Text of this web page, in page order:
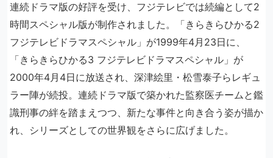
連続ドラマ版の好評を受け、フジテレビでは続編として2
時間スペシャル版が制作されました。「きらきらひかる2
フジテレビドラマスペシャル」が1999年4月23日に、
「きらきらひかる3 フジテレビドラマスペシャル」が
2000年4月4日に放送され、深津絵里・松雪泰子らレギュ
ラー陣が続投。連続ドラマ版で築かれた監察医チームと鑑
識刑事の絆を踏まえつつ、新たな事件と向き合う姿が描か
れ、シリーズとしての世界観をさらに広げました。